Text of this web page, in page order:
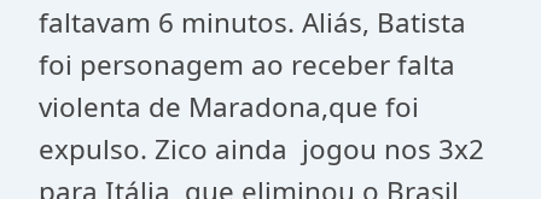
faltavam 6 minutos. Aliás, Batista
foi personagem ao receber falta
violenta de Maradona,que foi
expulso. Zico ainda jogou nos 3x2
para Itália, que eliminou o Brasil,